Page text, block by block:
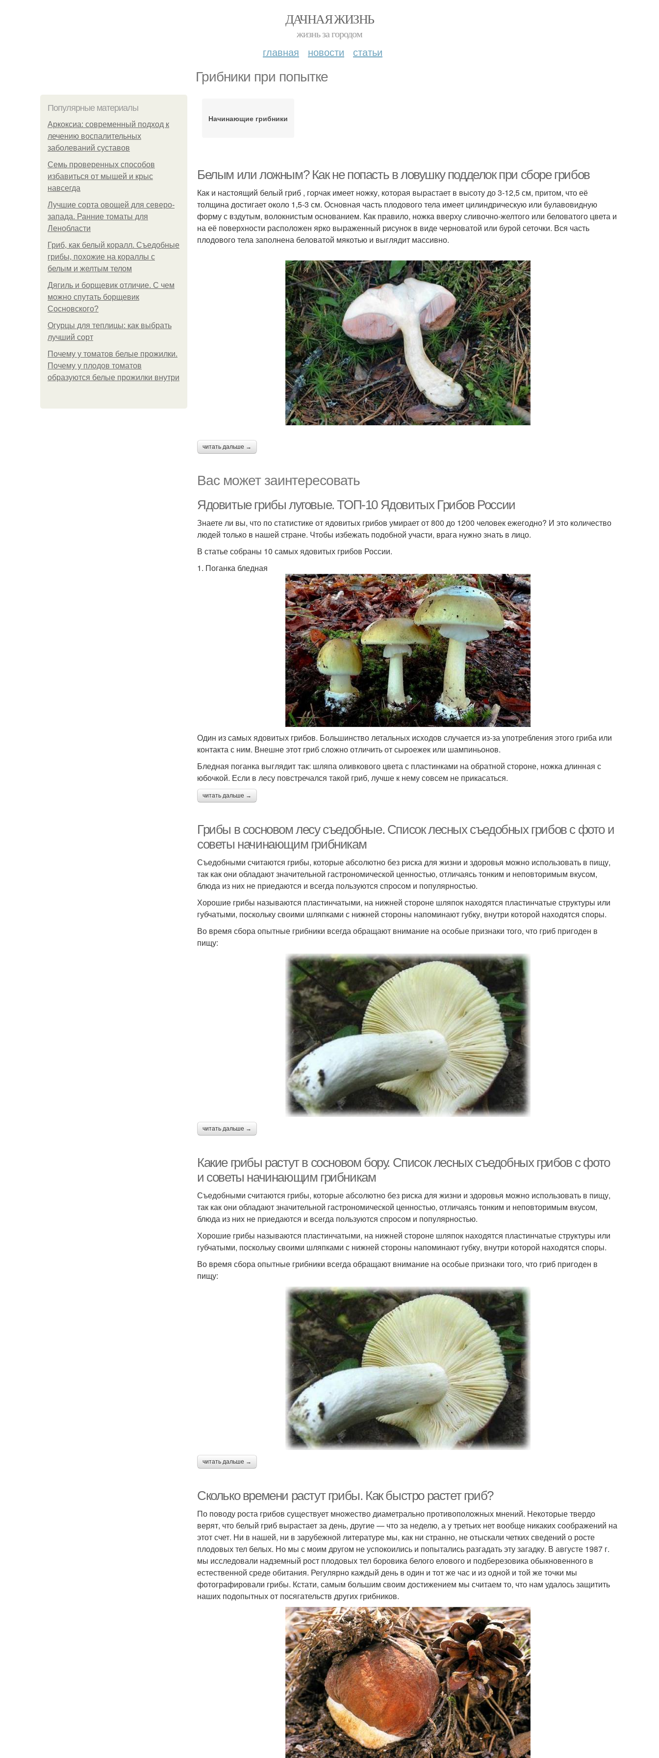
ДАЧНАЯ ЖИЗНЬ
жизнь за городом
главная новости статьи
Грибники при попытке
Популярные материалы
Аркоксиа: современный подход к
лечению воспалительных
заболеваний суставов
Семь проверенных способов
избавиться от мышей и крыс
навсегда
Лучшие сорта овощей для северо-
запада. Ранние томаты для
Ленобласти
Гриб, как белый коралл. Съедобные
грибы, похожие на кораллы с
белым и желтым телом
Дягиль и борщевик отличие. С чем
можно спутать борщевик
Сосновского?
Огурцы для теплицы: как выбрать
лучший сорт
Почему у томатов белые прожилки.
Почему у плодов томатов
образуются белые прожилки внутри
Начинающие грибники
Белым или ложным? Как не попасть в ловушку подделок при сборе грибов
Как и настоящий белый гриб , горчак имеет ножку, которая вырастает в высоту до 3-12,5 см, притом, что её
толщина достигает около 1,5-3 см. Основная часть плодового тела имеет цилиндрическую или булавовидную
форму с вздутым, волокнистым основанием. Как правило, ножка вверху сливочно-желтого или беловатого цвета и
на её поверхности расположен ярко выраженный рисунок в виде черноватой или бурой сеточки. Вся часть
плодового тела заполнена беловатой мякотью и выглядит массивно.
читать дальше →
Вас может заинтересовать
Ядовитые грибы луговые. ТОП-10 Ядовитых Грибов России
Знаете ли вы, что по статистике от ядовитых грибов умирает от 800 до 1200 человек ежегодно? И это количество
людей только в нашей стране. Чтобы избежать подобной участи, врага нужно знать в лицо.
В статье собраны 10 самых ядовитых грибов России.
1. Поганка бледная
Один из самых ядовитых грибов. Большинство летальных исходов случается из-за употребления этого гриба или
контакта с ним. Внешне этот гриб сложно отличить от сыроежек или шампиньонов.
Бледная поганка выглядит так: шляпа оливкового цвета с пластинками на обратной стороне, ножка длинная с
юбочкой. Если в лесу повстречался такой гриб, лучше к нему совсем не прикасаться.
читать дальше →
Грибы в сосновом лесу съедобные. Список лесных съедобных грибов с фото и
советы начинающим грибникам
Съедобными считаются грибы, которые абсолютно без риска для жизни и здоровья можно использовать в пищу,
так как они обладают значительной гастрономической ценностью, отличаясь тонким и неповторимым вкусом,
блюда из них не приедаются и всегда пользуются спросом и популярностью.
Хорошие грибы называются пластинчатыми, на нижней стороне шляпок находятся пластинчатые структуры или
губчатыми, поскольку своими шляпками с нижней стороны напоминают губку, внутри которой находятся споры.
Во время сбора опытные грибники всегда обращают внимание на особые признаки того, что гриб пригоден в
пищу:
читать дальше →
Какие грибы растут в сосновом бору. Список лесных съедобных грибов с фото
и советы начинающим грибникам
Съедобными считаются грибы, которые абсолютно без риска для жизни и здоровья можно использовать в пищу,
так как они обладают значительной гастрономической ценностью, отличаясь тонким и неповторимым вкусом,
блюда из них не приедаются и всегда пользуются спросом и популярностью.
Хорошие грибы называются пластинчатыми, на нижней стороне шляпок находятся пластинчатые структуры или
губчатыми, поскольку своими шляпками с нижней стороны напоминают губку, внутри которой находятся споры.
Во время сбора опытные грибники всегда обращают внимание на особые признаки того, что гриб пригоден в
пищу:
читать дальше →
Сколько времени растут грибы. Как быстро растет гриб?
По поводу роста грибов существует множество диаметрально про­тивоположных мнений. Некоторые твердо
верят, что белый гриб вырастает за день, другие — что за неделю, а у третьих нет вообще никаких соображений на
этот счет. Ни в нашей, ни в зарубежной ли­тературе мы, как ни странно, не отыскали четких сведений о росте
плодовых тел белых. Но мы с моим другом не успокоились и попытались разгадать эту загадку. В августе 1987 г.
мы исследовали надземный рост плодовых тел боровика белого елового и подберезовика обыкновенного в
естественной среде обитания. Ре­гулярно каждый день в один и тот же час и из одной и той же точки мы
фотографировали грибы. Кстати, самым большим своим достиже­нием мы считаем то, что нам удалось защитить
наших подопытных от посягательств других грибников.